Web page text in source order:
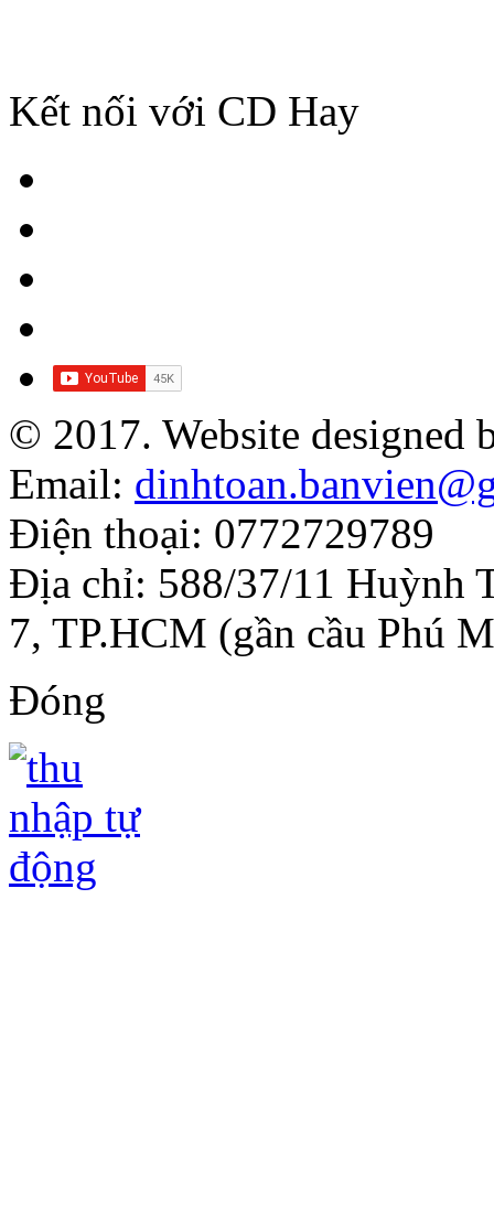
Kết nối với CD Hay
© 2017. Website designed
Email:
Điện thoại: 0772729789
Địa chỉ: 588/37/11 Huỳnh
7, TP.HCM (gần cầu Phú
Đóng